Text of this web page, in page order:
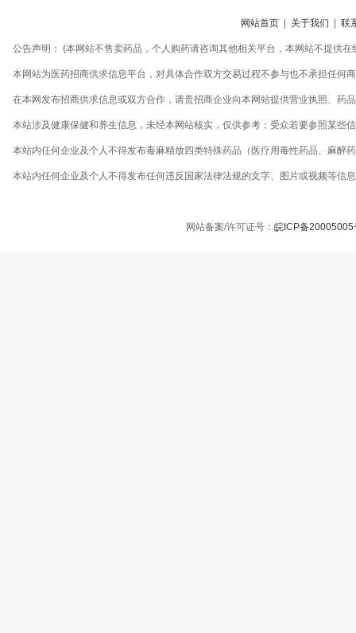
网站首页| 关于我们 联
公告声明： (本网站不售卖药品，个人购药请咨询其他相关平台，本网站不提供在
本网站为医药招商供求信息平台，对具体合作双方交易过程不参与也不承担任何
在本网发布招商供求信息或双方合作，请贵招商企业向本网站提供营业执照、药
本站涉及健康保健和养生信息，未经本网站核实，仅供参考；受众若要参照某些
本站内任何企业及个人不得发布毒麻精放四类特殊药品（医疗用毒性药品、麻
本站内任何企业及个人不得发布任何违反国家法律法规的文字、图片或视频等信
网站备案/许可证号： 皖ICP备20005005